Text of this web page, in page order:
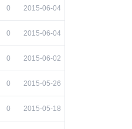
0 2015-06-04
0 2015-06-04
0 2015-06-02
0 2015-05-26
0 2015-05-18